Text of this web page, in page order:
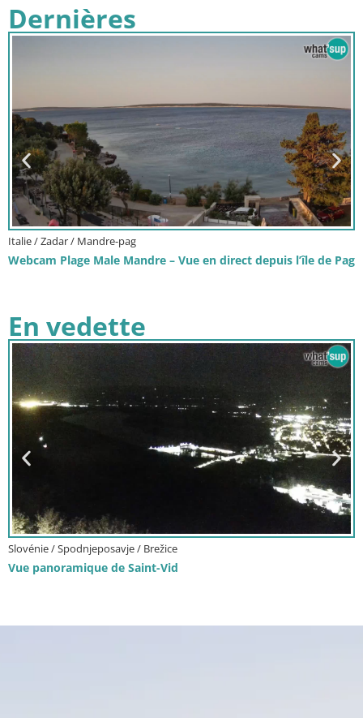
Dernières
Italie / Vénétie / Bibione
Webcam Rue Commerçante de Bibione – Vue en direct
En vedette
Italie / Trentin-Haut Adige / Brunico
Kronplatz | sommet | 2275m